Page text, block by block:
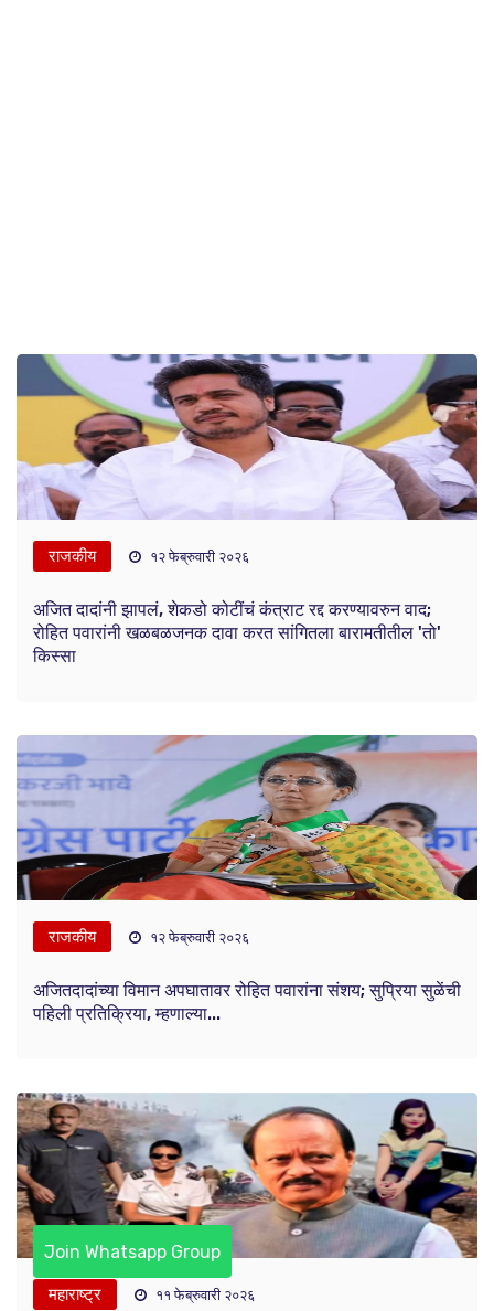
राजकीय १२ फेब्रुवारी २०२६
अजित दादांनी झापलं, शेकडो कोटींचं कंत्राट रद्द करण्यावरुन वाद;
रोहित पवारांनी खळबळजनक दावा करत सांगितला बारामतीतील 'तो'
किस्सा
राजकीय १२ फेब्रुवारी २०२६
अजितदादांच्या विमान अपघातावर रोहित पवारांना संशय; सुप्रिया सुळेंची
पहिली प्रतिक्रिया, म्हणाल्या...
महाराष्ट्र ११ फेब्रुवारी २०२६
Join Whatsapp Group